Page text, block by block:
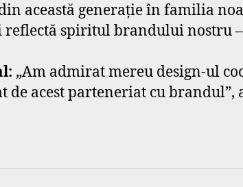
această generaţie în familia
reflectă spiritul brandului nostru
„Am admirat mereu design-ul
de acest parteneriat cu brandul”,